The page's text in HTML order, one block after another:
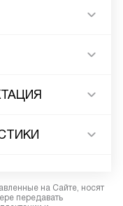
на Сайте, носят
передавать